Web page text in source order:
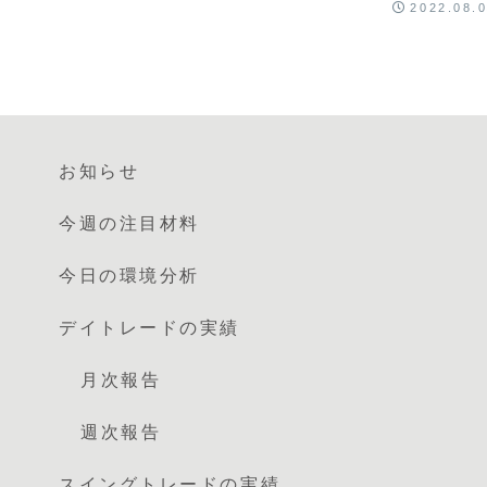
お知らせ
今週の注目材料
今日の環境分析
デイトレードの実績
月次報告
週次報告